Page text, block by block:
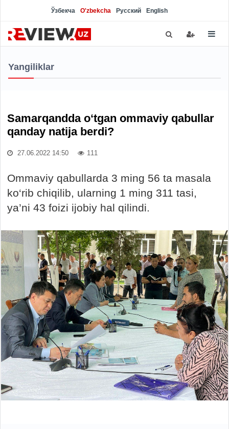
Ўзбекча O'zbekcha Русский English
Yangiliklar
Samarqandda o‘tgan ommaviy qabullar
qanday natija berdi?
27.06.2022 14:50 111
Ommaviy qabullarda 3 ming 56 ta masala
ko‘rib chiqilib, ularning 1 ming 311 tasi,
ya’ni 43 foizi ijobiy hal qilindi.